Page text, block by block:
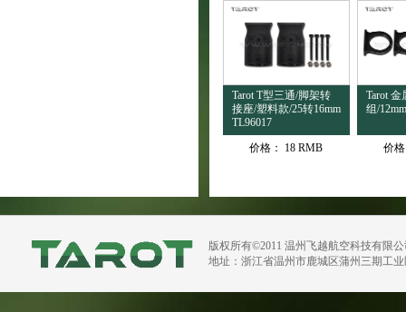
Tarot T型三通/脚架转
接座/塑料款/25转16mm
TL96017
价格：
18 RMB
Tarot
组/
价
版权所有©2011 温州飞越航空科技有限
地址：浙江省温州市鹿城区蒲州三期工业